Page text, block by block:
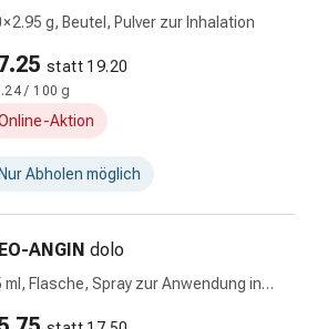
× 2.95 g, Beutel, Pulver zur Inhalation
statt 19.20
/ 100 g
Aktion
Nur Abholen möglich
ANGIN dolo
ml, Flasche, Spray zur Anwendung in